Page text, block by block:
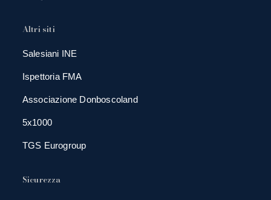
Altri siti
Salesiani INE
Ispettoria FMA
Associazione Donboscoland
5x1000
TGS Eurogroup
Sicurezza